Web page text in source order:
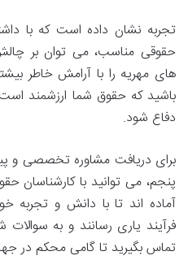
تجربه نشان داده است که با
حقوقی مناسب، می توان بر
های مهریه را با آرامش خاطر
باشید که حقوق شما ارزشمند
دفاع شود.
برای دریافت مشاوره تخصصی و
پنجم، می توانید با کارشناسان
آماده اند تا با دانش و تجربه
فرآیند یاری رسانند و به
تماس بگیرید تا گامی محکم در